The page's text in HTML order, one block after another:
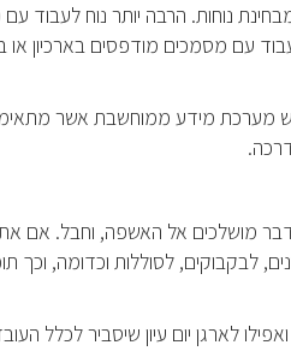
נוחות. הרבה יותר נוח לעבוד
עם מסמכים מודפסים בארכיון או
מערכת מידע ממוחשבת אשר
מושלכים אל האשפה, וחבל. אם
לבקבוקים, לסוללות וכדומה,
לארגן יום עיון שיסביר לכלל